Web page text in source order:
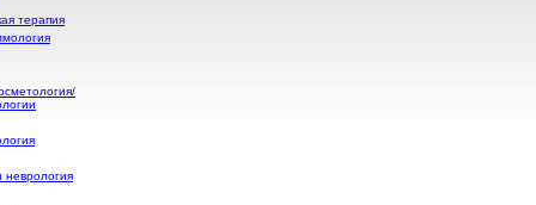
терапия
неврология